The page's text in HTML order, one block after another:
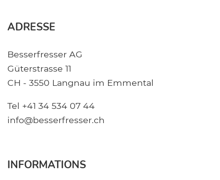
ADRESSE
Besserfresser AG
Güterstrasse 11
CH - 3550 Langnau im Emmental
Tel +41 34 534 07 44
info@besserfresser.ch
INFORMATIONS